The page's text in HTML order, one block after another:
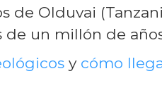
de Olduvai
de un millón de
y cómo